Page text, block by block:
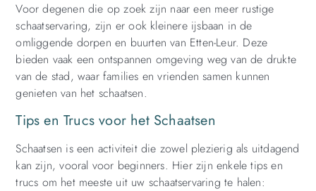
Voor degenen die op zoek zijn naar een meer rustige
schaatservaring, zijn er ook kleinere ijsbaan in de
omliggende dorpen en buurten van Etten-Leur. Deze
bieden vaak een ontspannen omgeving weg van de drukte
van de stad, waar families en vrienden samen kunnen
genieten van het schaatsen.
Tips en Trucs voor het Schaatsen
Schaatsen is een activiteit die zowel plezierig als uitdagend
kan zijn, vooral voor beginners. Hier zijn enkele tips en
trucs om het meeste uit uw schaatservaring te halen: